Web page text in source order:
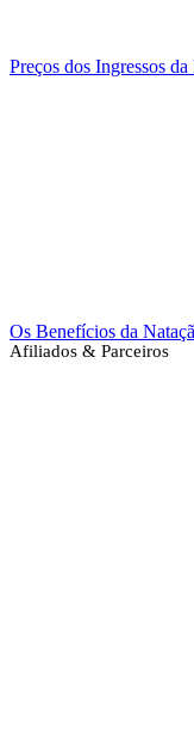
Preços dos Ingressos
Os Benefícios da
Afiliados & Parceiros